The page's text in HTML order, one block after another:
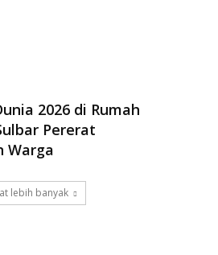
2026 di Rumah
Pererat
Warga
lebih banyak